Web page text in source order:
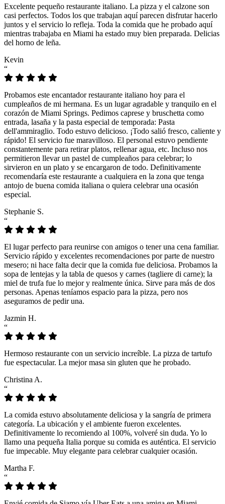
Excelente pequeño restaurante italiano. La pizza y el calzone son
casi perfectos. Todos los que trabajan aquí parecen disfrutar hacerlo
juntos y el servicio lo refleja. Toda la comida que he probado aquí
mientras trabajaba en Miami ha estado muy bien preparada. Delicias
del horno de leña.
Kevin
“
Probamos este encantador restaurante italiano hoy para el
cumpleaños de mi hermana. Es un lugar agradable y tranquilo en el
corazón de Miami Springs. Pedimos caprese y bruschetta como
entrada, lasaña y la pasta especial de temporada: Pasta
dell'ammiraglio. Todo estuvo delicioso. ¡Todo salió fresco, caliente y
rápido! El servicio fue maravilloso. El personal estuvo pendiente
constantemente para retirar platos, rellenar agua, etc. Incluso nos
permitieron llevar un pastel de cumpleaños para celebrar; lo
sirvieron en un plato y se encargaron de todo. Definitivamente
recomendaría este restaurante a cualquiera en la zona que tenga
antojo de buena comida italiana o quiera celebrar una ocasión
especial.
Stephanie S.
“
El lugar perfecto para reunirse con amigos o tener una cena familiar.
Servicio rápido y excelentes recomendaciones por parte de nuestro
mesero; ni hace falta decir que la comida fue deliciosa. Probamos la
sopa de lentejas y la tabla de quesos y carnes (tagliere di carne); la
miel de trufa fue lo mejor y realmente única. Sirve para más de dos
personas. Apenas teníamos espacio para la pizza, pero nos
aseguramos de pedir una.
Jazmin H.
“
Hermoso restaurante con un servicio increíble. La pizza de tartufo
fue espectacular. La mejor masa sin gluten que he probado.
Christina A.
“
La comida estuvo absolutamente deliciosa y la sangría de primera
categoría. La ubicación y el ambiente fueron excelentes.
Definitivamente lo recomiendo al 100%, volveré sin duda. Yo lo
llamo una pequeña Italia porque su comida es auténtica. El servicio
fue impecable. Muy elegante para celebrar cualquier ocasión.
Martha F.
“